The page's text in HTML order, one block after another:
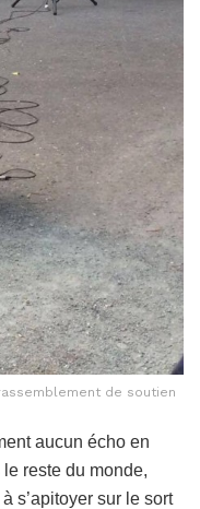
de soutien
aucun écho en
reste du monde,
s’apitoyer sur le sort